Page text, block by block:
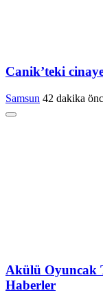
Canik’teki
Samsun 42 dakika
Akülü Oyuncak
Haberler